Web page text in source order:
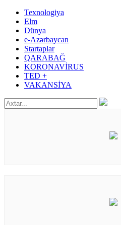
Texnologiya
Elm
Dünya
e-Azərbaycan
Startaplar
QARABAĞ
KORONAVİRUS
TED +
VAKANSİYA